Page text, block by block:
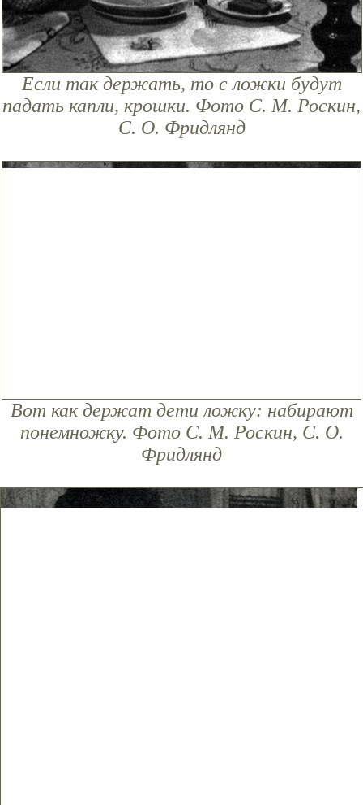
Если так держать, то с ложки будут
падать капли, крошки. Фото С. М. Роскин,
С. О. Фридлянд
Вот как держат дети ложку: набирают
понемножку. Фото С. М. Роскин, С. О.
Фридлянд